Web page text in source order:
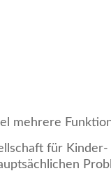
mehrere
für